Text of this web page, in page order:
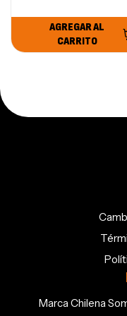
AGREGAR AL
CARRITO
Marca Chilena